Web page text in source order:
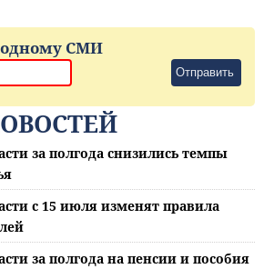
СМИ
Отправить
за полгода снизились темпы
с 15 июля изменят правила
за полгода на пенсии и пособия